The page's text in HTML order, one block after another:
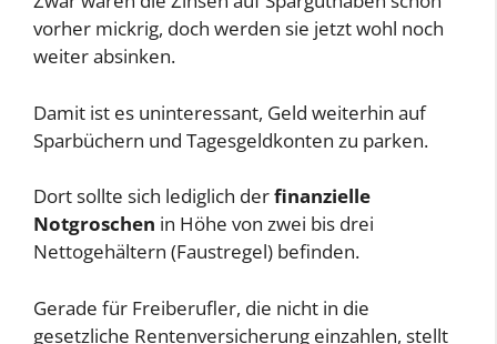
vorher mickrig, doch werden sie jetzt wohl noch
weiter absinken.
Damit ist es uninteressant, Geld weiterhin auf
Sparbüchern und Tagesgeldkonten zu parken.
Dort sollte sich lediglich derfinanzielle
Notgroschen in Höhe von zwei bis drei
Nettogehältern (Faustregel) befinden.
Gerade für Freiberufler, die nicht in die
gesetzliche Rentenversicherung einzahlen, stellt